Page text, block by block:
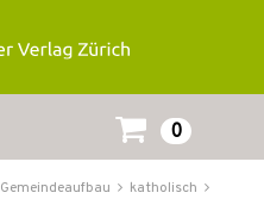
0
Gemeindeaufbau
katholisch